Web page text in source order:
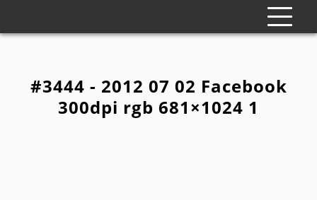
#3444 - 2012 07 02 Facebook
300dpi rgb 681×1024 1